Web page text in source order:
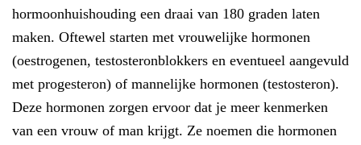
hormoonhuishouding een draai van 180 graden laten
maken. Oftewel starten met vrouwelijke hormonen
(oestrogenen, testosteronblokkers en eventueel aangevuld
met progesteron) of mannelijke hormonen (testosteron).
Deze hormonen zorgen ervoor dat je meer kenmerken
van een vrouw of man krijgt. Ze noemen die hormonen